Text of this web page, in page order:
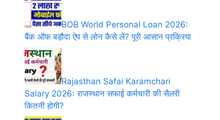
BOB World Personal Loan 2026:
बैंक ऑफ बड़ौदा ऐप से लोन कैसे लें? पूरी आसान प्रक्रिया
Rajasthan Safai Karamchari
Salary 2026: राजस्थान सफाई कर्मचारी की सैलरी
कितनी होगी?